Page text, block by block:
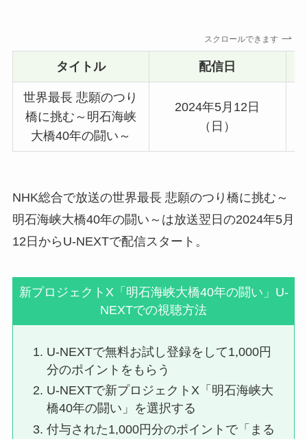
スクロールできます
タイトル 配信日
世界最長 悲願のつり
橋に挑む～明石海峡
大橋40年の闘い～
2024年5月12日
（日）
NHK総合で放送の世界最長 悲願のつり橋に挑む～
明石海峡大橋40年の闘い～は放送翌日の2024年5月
12日からU-NEXTで配信スタート。
新プロジェクトX「明石海峡大橋40年の闘い」U-
NEXTでの視聴方法
U-NEXTで無料お試し登録をして1,000円
分のポイントをもらう
U-NEXTで新プロジェクトX「明石海峡大
橋40年の闘い」を選択する
付与された1,000円分のポイントで「まる